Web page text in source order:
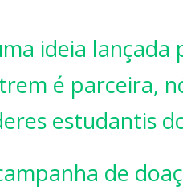
ideia lançada
é parceira,
estudantis
de